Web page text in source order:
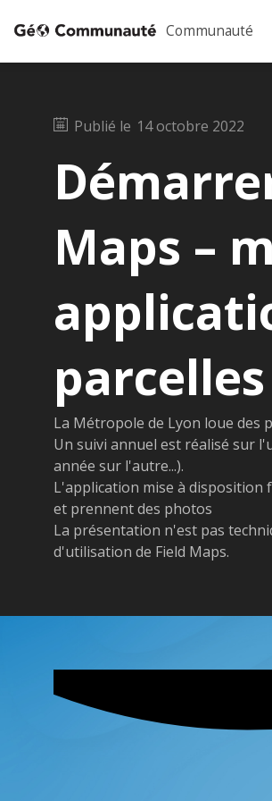
Communauté
Publié le 14 octobre 2022
Maps –
La Métropole de Lyon loue des
Un suivi annuel est réalisé sur
année sur l'autre...).
L'application mise à disposition
et prennent des photos
La présentation n'est pas
d'utilisation de Field Maps.